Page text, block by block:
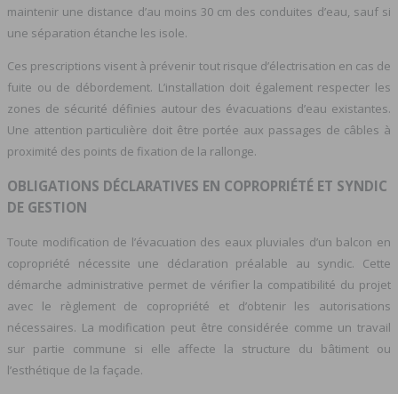
maintenir une distance d’au moins 30 cm des conduites d’eau, sauf si
une séparation étanche les isole.
Ces prescriptions visent à prévenir tout risque d’électrisation en cas de
fuite ou de débordement. L’installation doit également respecter les
zones de sécurité définies autour des évacuations d’eau existantes.
Une attention particulière doit être portée aux passages de câbles à
proximité des points de fixation de la rallonge.
OBLIGATIONS DÉCLARATIVES EN COPROPRIÉTÉ ET SYNDIC
DE GESTION
Toute modification de l’évacuation des eaux pluviales d’un balcon en
copropriété nécessite une déclaration préalable au syndic. Cette
démarche administrative permet de vérifier la compatibilité du projet
avec le règlement de copropriété et d’obtenir les autorisations
nécessaires. La modification peut être considérée comme un travail
sur partie commune si elle affecte la structure du bâtiment ou
l’esthétique de la façade.